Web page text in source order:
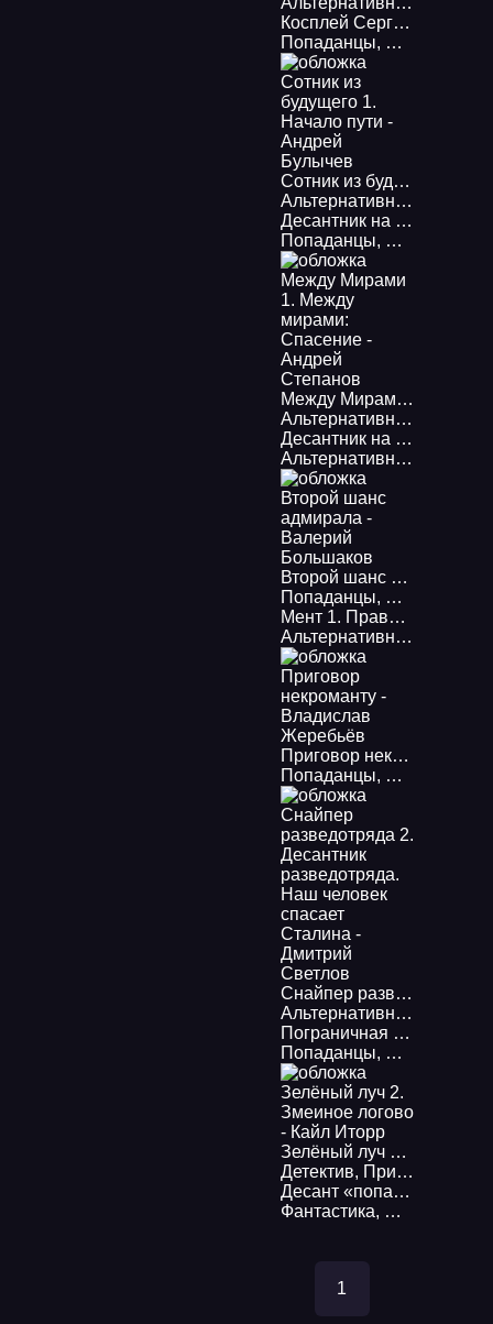
Косплей Сергея Юркина 1. Чужая шкурка - Андрей Кощиенко
Попаданцы,
Сотник из будущего 1. Начало пути - Андрей Булычев
Альтернативная история
Десантник на престоле 3. Помазанник из будущего. «Железом и кровью» - Михаил Ланцов
Попаданцы,
Между Мирами 1. Между мирами: Спасение - Андрей Степанов
Альтернативная история
Десантник на престоле 6. Смерть Британии! «Царь нам дал приказ» - Михаил Ланцов
Альтернативная история
Второй шанс адмирала - Валерий Большаков
Попаданцы, Боевая
Мент 1. Правильный попаданец - Дмитрий Дашко
Альтернативная история
Приговор некроманту - Владислав Жеребьёв
Попаданцы, Боевое
Снайпер разведотряда 2. Десантник разведотряда. Наш человек спасает Сталина - Дмитрий Светлов
Альтернативная история
Пограничная река 2. Земли Хайтаны - Артем Каменистый
Попаданцы, Фэнтези
Зелёный луч 2. Змеиное логово - Кайл Иторр
Детектив, Приключения
Десант «попаданцев» 1. Второй шанс для человечества - Александр Конторович
Фантастика, Попаданцы
1